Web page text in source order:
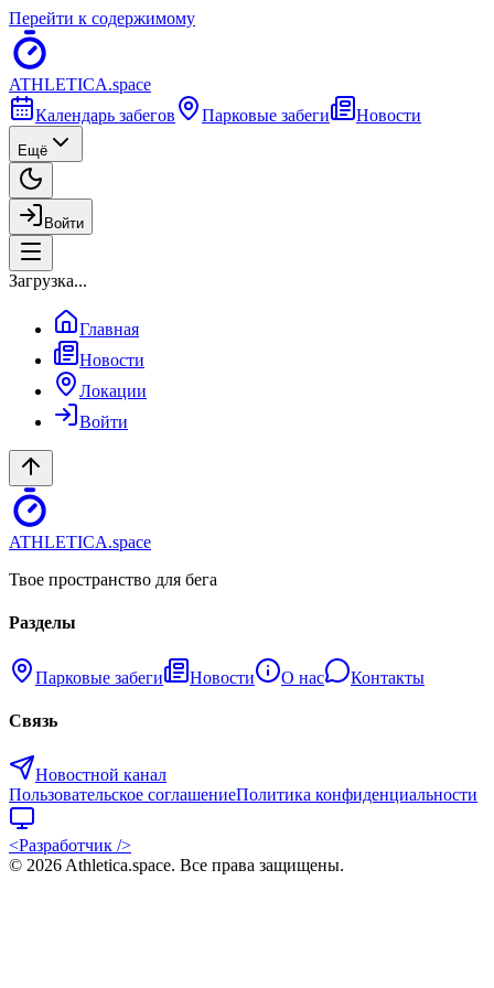
Перейти к содержимому
ATHLETICA.space
Календарь забегов
Парковые забеги Новости
Ещё
Войти
Загрузка...
Главная
Новости
Локации
Войти
ATHLETICA.space
Твое пространство для бега
Разделы
Парковые забеги Новости О нас Контакты
Связь
Новостной канал
Пользовательское соглашениеПолитика конфиденциальности
<Разработчик />
© 2026 Athletica.space. Все права защищены.